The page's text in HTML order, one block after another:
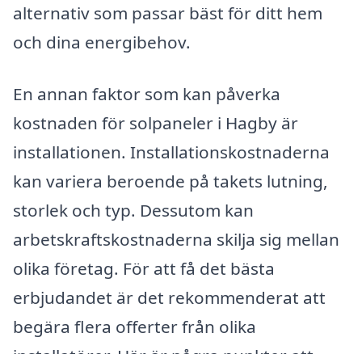
alternativ som passar bäst för ditt hem
och dina energibehov.
En annan faktor som kan påverka
kostnaden för solpaneler i Hagby är
installationen. Installationskostnaderna
kan variera beroende på takets lutning,
storlek och typ. Dessutom kan
arbetskraftskostnaderna skilja sig mellan
olika företag. För att få det bästa
erbjudandet är det rekommenderat att
begära flera offerter från olika